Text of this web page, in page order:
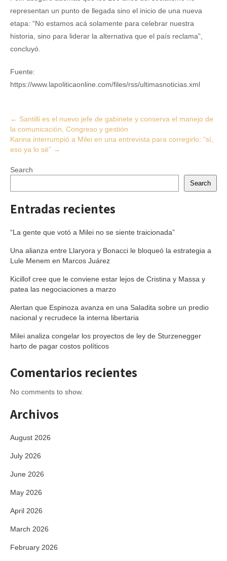
representan un punto de llegada sino el inicio de una nueva
etapa: “No estamos acá solamente para celebrar nuestra
historia, sino para liderar la alternativa que el país reclama”,
concluyó.
Fuente:
https://www.lapoliticaonline.com/files/rss/ultimasnoticias.xml
Post
navigation
← Santilli es el nuevo jefe de gabinete y conserva el manejo de
la comunicación, Congreso y gestión
Karina interrumpió a Milei en una entrevista para corregirlo: “sí,
eso ya lo sé” →
Search
Search
Entradas recientes
“La gente que votó a Milei no se siente traicionada”
Una alianza entre Llaryora y Bonacci le bloqueó la estrategia a
Lule Menem en Marcos Juárez
Kicillof cree que le conviene estar lejos de Cristina y Massa y
patea las negociaciones a marzo
Alertan que Espinoza avanza en una Saladita sobre un predio
nacional y recrudece la interna libertaria
Milei analiza congelar los proyectos de ley de Sturzenegger
harto de pagar costos políticos
Comentarios recientes
No comments to show.
Archivos
August 2026
July 2026
June 2026
May 2026
April 2026
March 2026
February 2026